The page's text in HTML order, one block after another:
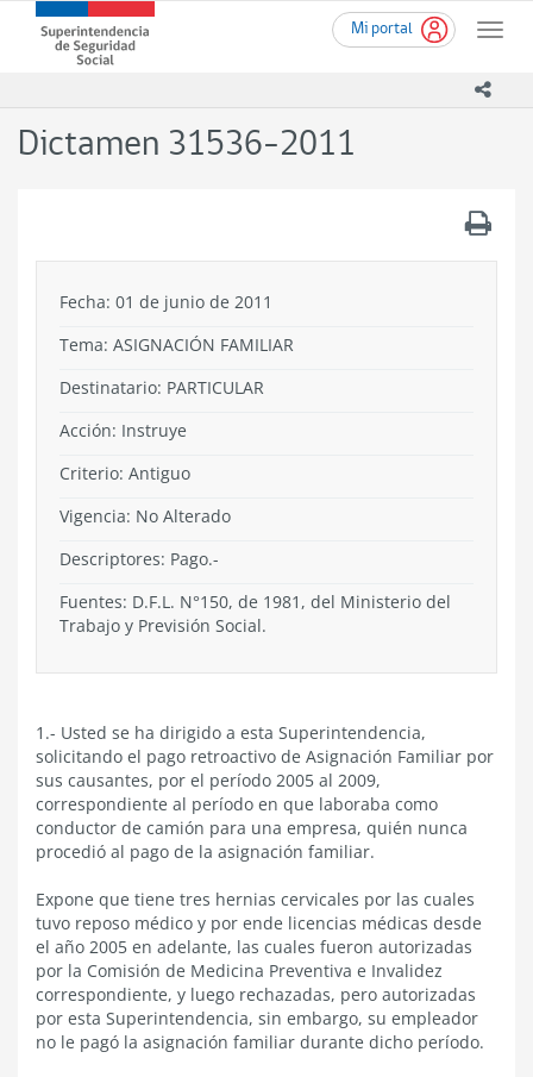
contenido
Mi portal
Toggle
Superintendencia
de
-
Dictamen 31536-2011
Fecha: 01 de junio de 2011
Tema: ASIGNACIÓN FAMILIAR
Destinatario: PARTICULAR
Acción: Instruye
Criterio: Antiguo
Vigencia: No Alterado
Descriptores: Pago.-
Fuentes: D.F.L. N°150, de 1981, del Ministerio del
Trabajo y Previsión Social.
1.- Usted se ha dirigido a esta Superintendencia,
solicitando el pago retroactivo de Asignación Familiar por
sus causantes, por el período 2005 al 2009,
correspondiente al período en que laboraba como
conductor de camión para una empresa, quién nunca
procedió al pago de la asignación familiar.
Expone que tiene tres hernias cervicales por las cuales
tuvo reposo médico y por ende licencias médicas desde
el año 2005 en adelante, las cuales fueron autorizadas
por la Comisión de Medicina Preventiva e Invalidez
correspondiente, y luego rechazadas, pero autorizadas
por esta Superintendencia, sin embargo, su empleador
no le pagó la asignación familiar durante dicho período.